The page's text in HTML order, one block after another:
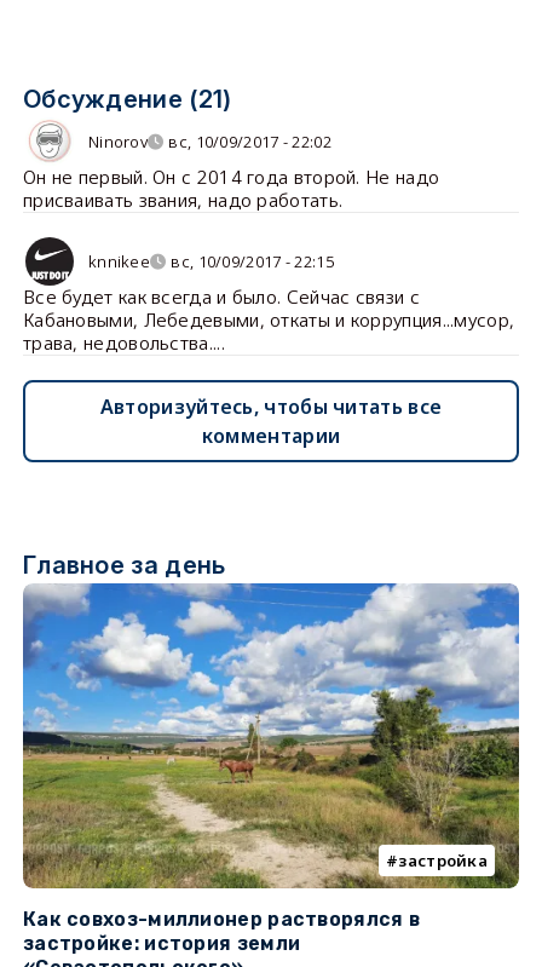
Обсуждение (21)
Ninorov вс, 10/09/2017 - 22:02
Он не первый. Он с 2014 года второй. Не надо
присваивать звания, надо работать.
knnikee вс, 10/09/2017 - 22:15
Все будет как всегда и было. Сейчас связи с
Кабановыми, Лебедевыми, откаты и коррупция...мусор,
трава, недовольства....
Авторизуйтесь, чтобы читать все
комментарии
Главное за день
застройка
Как совхоз-миллионер растворялся в
застройке: история земли